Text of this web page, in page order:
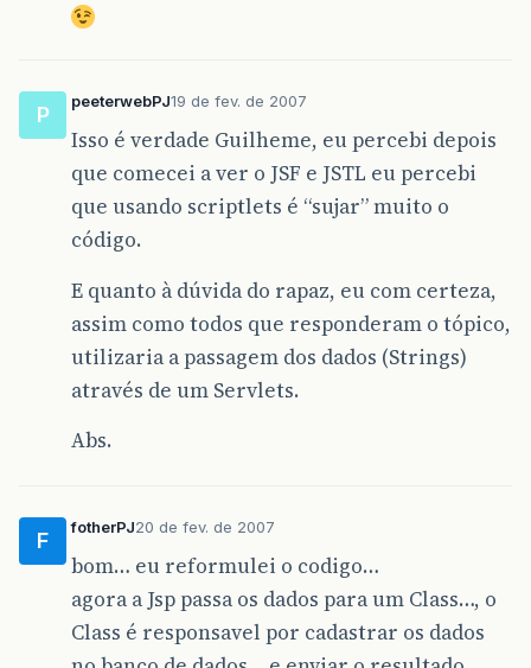
P
peeterwebPJ19 de fev. de 2007
Isso é verdade Guilheme, eu percebi depois
que comecei a ver o JSF e JSTL eu percebi
que usando scriptlets é “sujar” muito o
código.
E quanto à dúvida do rapaz, eu com certeza,
assim como todos que responderam o tópico,
utilizaria a passagem dos dados (Strings)
através de um Servlets.
Abs.
F
fotherPJ20 de fev. de 2007
bom… eu reformulei o codigo…
agora a Jsp passa os dados para um Class…, o
Class é responsavel por cadastrar os dados